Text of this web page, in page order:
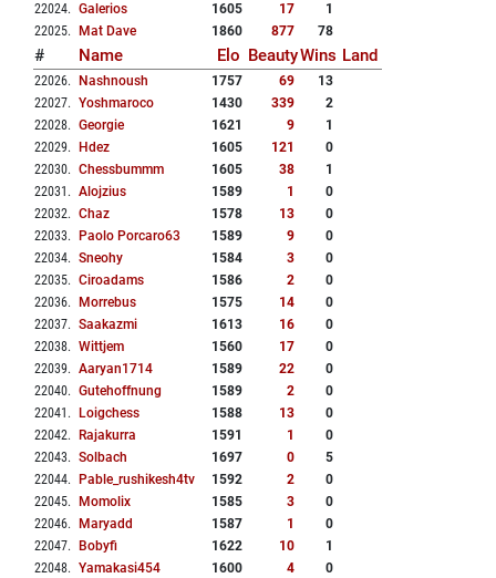
22024. Galerios 1605 17
1
22025. Mat Dave 1860 877 78
# Name Elo BeautyWins Land
22026. Nashnoush 1757 69
13
22027. Yoshmaroco 1430 339
2
22028. Georgie 1621 9
1
22029. Hdez 1605 121
0
22030. Chessbummm 1605 38
1
22031 . Alojzius 1589 1
0
22032. Chaz 1578 13
0
22033. Paolo Porcaro63 1589 9
0
22034. Sneohy 1584 3
0
22035. Ciroadams 1586 2
0
22036. Morrebus 1575 14
0
22037. Saakazmi 1613 16
0
22038. Wittjem 1560 17
0
22039. Aaryan1714 1589 22
0
22040. Gutehoffnung 1589 2
0
22041 . Loigchess 1588 13
0
22042. Rajakurra 1591 1
0
22043. Solbach 1697 0
5
22044. Pable_rushikesh4tv 1592 2
0
22045. Momolix 1585 3
0
22046. Maryadd 1587 1
0
22047. Bobyfi 1622 10
1
22048. Yamakasi454 1600 4
0